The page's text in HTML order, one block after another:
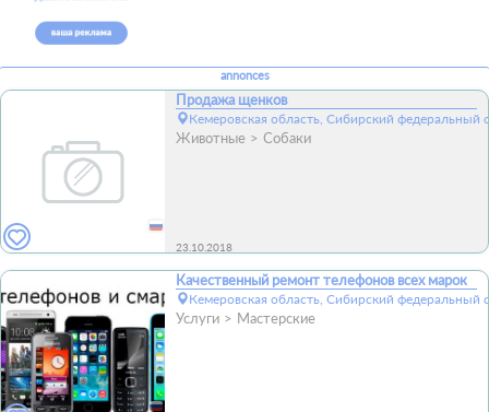
annonces
Продажа щенков
Кемеровская область, Сибирский федеральный
Животные Собаки
23.10.2018
Качественный ремонт телефонов всех марок
Кемеровская область, Сибирский федеральный
Услуги Мастерские